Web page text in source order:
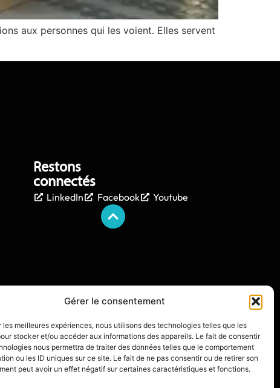
Gérer le consentement
les meilleures expériences, nous utilisons des technologies telles que les
stocker et/ou accéder aux informations des appareils. Le fait de consentir
nous permettra de traiter des données telles que le comportement
ou les ID uniques sur ce site. Le fait de ne pas consentir ou de retirer son
peut avoir un effet négatif sur certaines caractéristiques et fonctions.
aux personnes qui les voient. Elles servent
Restons
connectés
LinkedIn Facebook Youtube